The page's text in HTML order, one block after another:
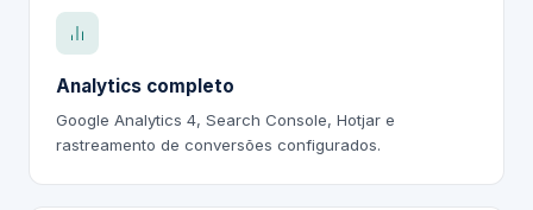
Analytics completo
Google Analytics 4, Search Console, Hotjar e
rastreamento de conversões configurados.